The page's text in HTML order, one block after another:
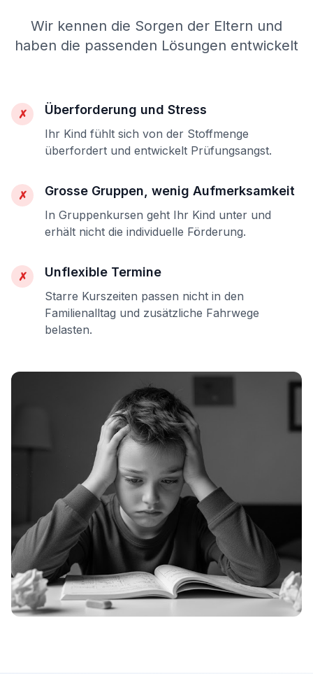
Wir kennen die Sorgen der Eltern und
haben die passenden Lösungen entwickelt
✗ Überforderung und Stress
Ihr Kind fühlt sich von der Stoffmenge
überfordert und entwickelt Prüfungsangst.
✗ Grosse Gruppen, wenig Aufmerksamkeit
In Gruppenkursen geht Ihr Kind unter und
erhält nicht die individuelle Förderung.
✗ Unflexible Termine
Starre Kurszeiten passen nicht in den
Familienalltag und zusätzliche Fahrwege
belasten.